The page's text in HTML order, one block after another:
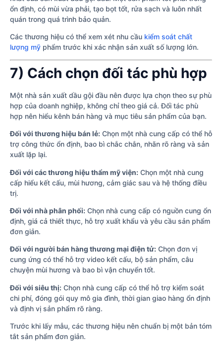
ổn định, có mùi vừa phải, tạo bọt tốt, rửa sạch và luôn nhất
quán trong quá trình bảo quản.
Các thương hiệu có thể xem xét nhu cầu kiểm soát chất
lượng mỹ phẩm trước khi xác nhận sản xuất số lượng lớn.
7) Cách chọn đối tác phù hợp
Một nhà sản xuất dầu gội đầu nên được lựa chọn theo sự phù
hợp của doanh nghiệp, không chỉ theo giá cả. Đối tác phù
hợp nên hiểu kênh bán hàng và mục tiêu sản phẩm của bạn.
Đối với thương hiệu bán lẻ: Chọn một nhà cung cấp có thể hỗ
trợ công thức ổn định, bao bì chắc chắn, nhãn rõ ràng và sản
xuất lặp lại.
Đối với các thương hiệu thẩm mỹ viện: Chọn một nhà cung
cấp hiểu kết cấu, mùi hương, cảm giác sau và hệ thống điều
trị.
Đối với nhà phân phối: Chọn nhà cung cấp có nguồn cung ổn
định, giá cả thiết thực, hỗ trợ xuất khẩu và yêu cầu sản phẩm
đơn giản.
Đối với người bán hàng thương mại điện tử: Chọn đơn vị
cung ứng có thể hỗ trợ video kết cấu, bộ sản phẩm, câu
chuyện mùi hương và bao bì vận chuyển tốt.
Đối với siêu thị: Chọn nhà cung cấp có thể hỗ trợ kiểm soát
chi phí, đóng gói quy mô gia đình, thời gian giao hàng ổn định
và định vị sản phẩm rõ ràng.
Trước khi lấy mẫu, các thương hiệu nên chuẩn bị một bản tóm
tắt sản phẩm đơn giản.